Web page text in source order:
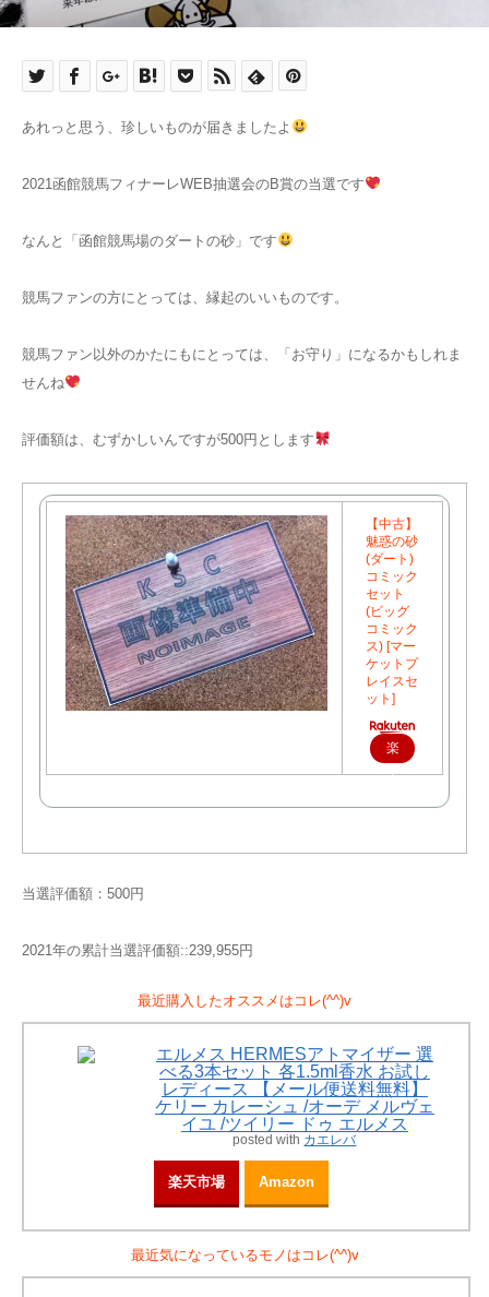
あれっと思う、珍しいものが届きましたよ
2021函館競馬フィナーレWEB抽選会のB賞の当選です
なんと「函館競馬場のダートの砂」です
競馬ファンの方にとっては、縁起のいいものです。
競馬ファン以外のかたにもにとっては、「お守り」になるかもしれま
せんね
評価額は、むずかしいんですが500円とします
【中古】
魅惑の砂
(ダート)
コミック
セット
(ビッグ
コミック
ス) [マー
ケットプ
レイスセ
ット]
楽
天
で
当選評価額：500円
2021年の累計当選評価額::239,955円
最近購入したオススメはコレ(^^)v
エルメス HERMESアトマイザー 選
べる3本セット 各1.5ml香水 お試し
レディース 【メール便送料無料】
ケリー カレーシュ /オーデ メルヴェ
イユ /ツイリー ドゥ エルメス
posted with カエレバ
楽天市場 Amazon
最近気になっているモノはコレ(^^)v